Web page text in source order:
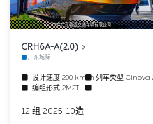
中车广东轨道交通车辆有限公司
CRH6A-A(2.0)
广东城际
设计速度 200 km/h列车类型 Cinova
编组形式 2M2T --
12 组 2025-10造